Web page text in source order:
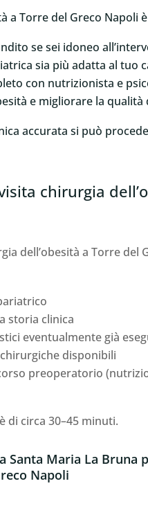
a Torre del Greco Napoli
se sei idoneo
sia più adatta al tuo
con nutrizionista e
e migliorare la qualità
accurata si può
chirurgia
dell’obesità a Torre del
storia clinica
eventualmente già
disponibili
preoperatorio
di circa 30–45 minuti.
Santa Maria La
Napoli